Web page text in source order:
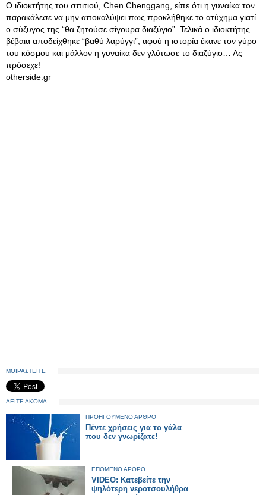
Ο ιδιοκτήτης του σπιτιού, Chen Chenggang, είπε ότι η γυναίκα τον
παρακάλεσε να μην αποκαλύψει πως προκλήθηκε το ατύχημα γιατί
ο σύζυγος της “θα ζητούσε σίγουρα διαζύγιο”. Τελικά ο ιδιοκτήτης
βέβαια αποδείχθηκε “βαθύ λαρύγγι”, αφού η ιστορία έκανε τον γύρο
του κόσμου και μάλλον η γυναίκα δεν γλύτωσε το διαζύγιο… Ας
πρόσεχε!
otherside.gr
ΜΟΙΡΑΣΤΕΙΤΕ
ΔΕΙΤΕ ΑΚΟΜΑ
ΠΡΟΗΓΟΥΜΕΝΟ ΑΡΘΡΟ
Πέντε χρήσεις για το γάλα
που δεν γνωρίζατε!
ΕΠΟΜΕΝΟ ΑΡΘΡΟ
VIDEO: Κατεβείτε την
ψηλότερη νεροτσουλήθρα